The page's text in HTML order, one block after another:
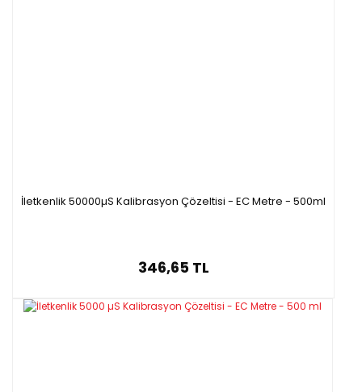
İletkenlik 50000µS Kalibrasyon Çözeltisi - EC Metre - 500ml
346,65 TL